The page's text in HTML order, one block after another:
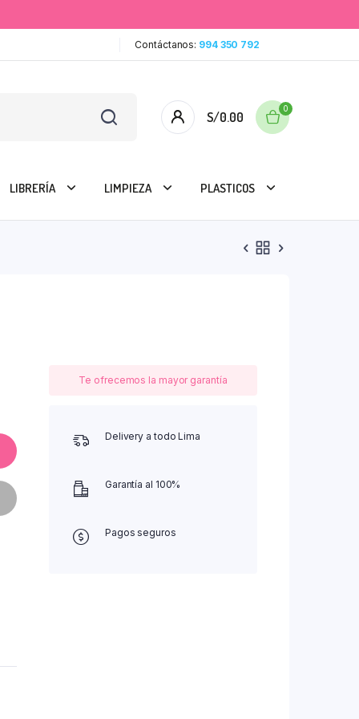
Contáctanos: 994 350 792
S/0.00
0
LIBRERÍA LIMPIEZA PLASTICOS
Te ofrecemos la mayor garantía
Delivery a todo Lima
Garantía al 100%
Pagos seguros